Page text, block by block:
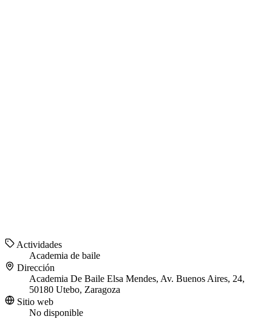
Actividades
Academia de baile
Dirección
Academia De Baile Elsa Mendes, Av. Buenos Aires, 24,
50180 Utebo, Zaragoza
Sitio web
No disponible